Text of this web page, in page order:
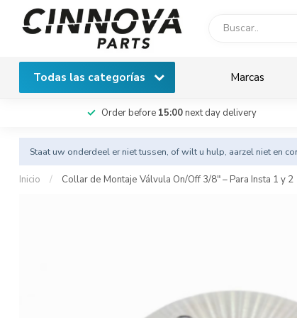
Todas las categorías Marcas
Order before 15:00next day delivery
Staat uw onderdeel er niet tussen, of wilt u hulp, aarzel niet en
Inicio / Collar de Montaje Válvula On/Off 3/8" – Para Insta 1 y 2